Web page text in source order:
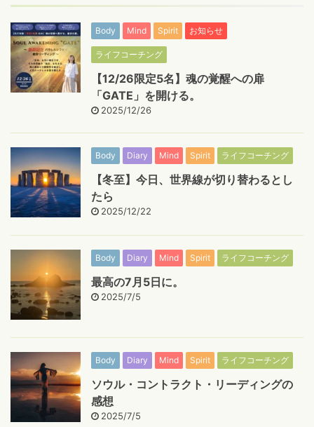
Body Mind Spirit お知らせ
ライフコーチング
【12/26限定5名】魂の覚醒への扉
「GATE」を開ける。
2025/12/26
Body Diary Mind Spirit ライフコーチング
【冬至】今日、世界線が切り替わるとし
たら
2025/12/22
Body Diary Mind Spirit ライフコーチング
最高の7月5日に。
2025/7/5
Body Diary Mind Spirit ライフコーチング
ソウル・コントラクト・リーディングの
感想
2025/7/5